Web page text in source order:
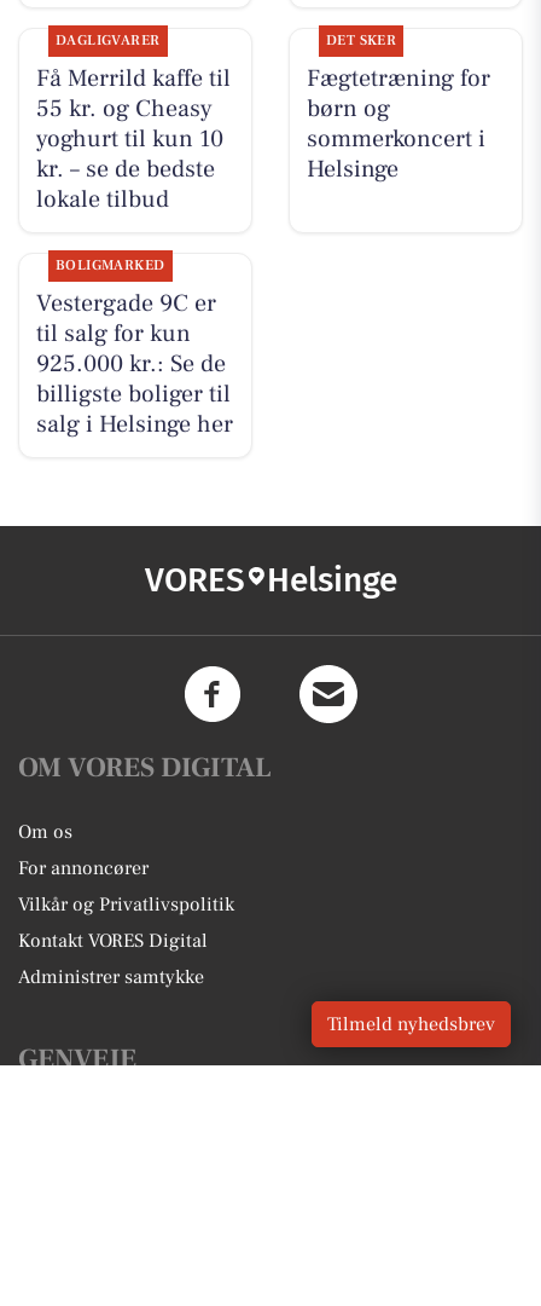
DAGLIGVARER
Få Merrild kaffe til
55 kr. og Cheasy
yoghurt til kun 10
kr. – se de bedste
lokale tilbud
DET SKER
Fægtetræning for
børn og
sommerkoncert i
Helsinge
BOLIGMARKED
Vestergade 9C er
til salg for kun
925.000 kr.: Se de
billigste boliger til
salg i Helsinge her
VORES Helsinge
OM VORES DIGITAL
Om os
For annoncører
Vilkår og Privatlivspolitik
Kontakt VORES Digital
Administrer samtykke
GENVEJE
Tilmeld nyhedsbrev